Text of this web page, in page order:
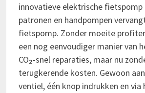
innovatieve elektrische fietspomp
patronen en handpompen
fietspomp. Zonder moeite
een nog eenvoudiger manier van
CO₂-snel reparaties, maar nu
terugkerende kosten. Gewoon
ventiel, één knop indrukken en via